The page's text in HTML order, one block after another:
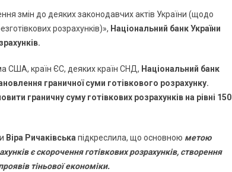
змін до деяких законодавчих актів України (щодо
розрахунків)», Національний банк України
США, країн ЄС, деяких країн СНД, Національний банк
граничної суми готівкового розрахунку.
граничну суму готівкових розрахунків на рівні 150
Віра Ричаківська підкреслила, що основною метою
є скорочення готівкових розрахунків, створення
тіньової економіки.